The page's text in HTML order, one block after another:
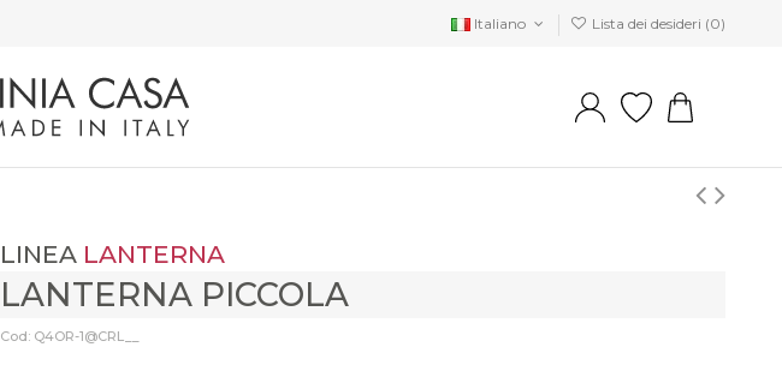
Italiano Lista dei desideri (0)
LINEA LANTERNA
LANTERNA PICCOLA
Cod: Q4OR-1@CRL__